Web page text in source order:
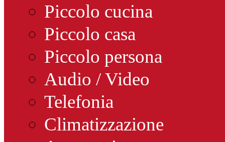
Piccolo cucina
Piccolo casa
Piccolo persona
Audio / Video
Telefonia
Climatizzazione